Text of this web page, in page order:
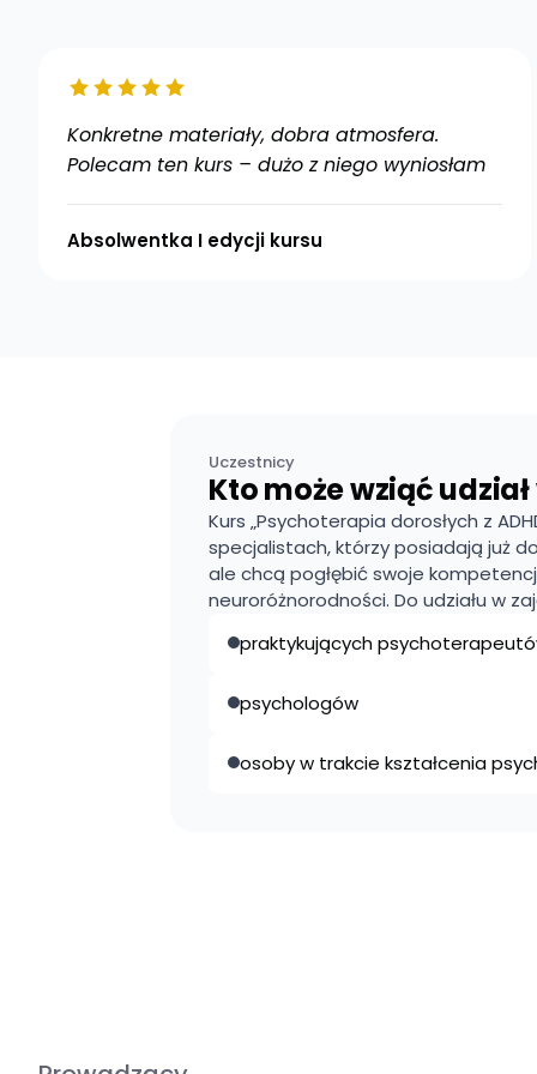
Konkretne materiały, dobra atmosfera.
Polecam ten kurs – dużo z niego wyniosłam
Absolwentka I edycji kursu
Uczestnicy
Kto może wziąć
Kurs „Psychoterapia dorosłych z
specjalistach, którzy posiadają już
ale chcą pogłębić swoje
neuroróżnorodności. Do udziału w
praktykujących
psychologów
osoby w trakcie kształcenia